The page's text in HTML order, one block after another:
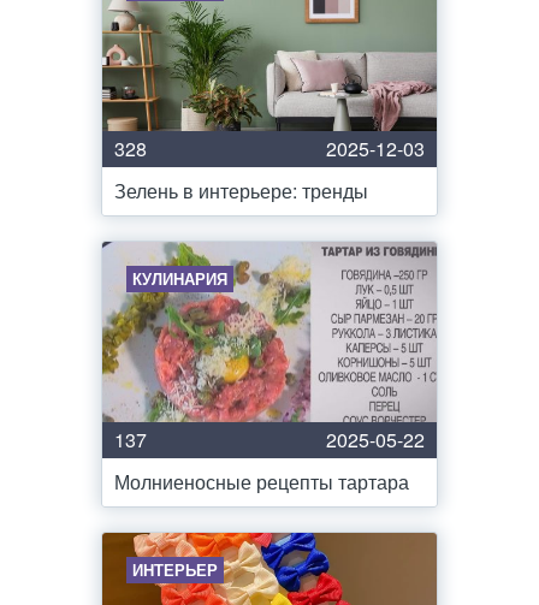
328
2025-12-03
Зелень в интерьере: тренды
КУЛИНАРИЯ
137
2025-05-22
Молниеносные рецепты тартара
ИНТЕРЬЕР